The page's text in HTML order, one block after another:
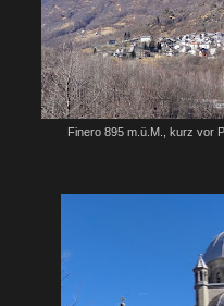
Finero 895 m.ü.M., kurz vor